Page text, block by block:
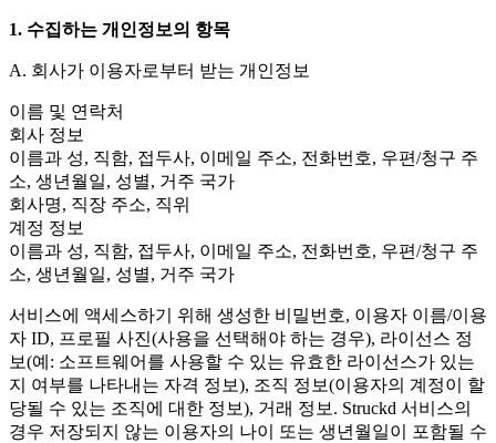
LiveOps
Post-launch insights and live game ops
User acquisition
Get discovered and acquire mobile users
In-App Purchase
Manage IAP across stores and D2C
Monetization
Connect players with the right games
Advertise with Unity
Monetize with Unity
Mobile Games
Build & grow mobile hits with Unity
Indie Games
Ship big games with small teams
Retail
Transform in-store experiences into online ones
Automotive
Boost innovation and in-car experiences
See all industries
Case studies
Best practice guides
Expert tips and tricks
Demos
Demos, samples, and building blocks
All resources
What's new
Blog
News
News, stories, and press center
Unity Awards
How-to Guides
Actionable tips and best practices
For students
Kickstart your career
For educators
Supercharge your teaching
Education Grant License
Bring Unity’s power to your institution
Certifications
Prove your Unity mastery
1. 수집하는 개인정보의 항목
A. 회사가 이용자로부터 받는 개인정보
이름 및 연락처
회사 정보
이름과 성, 직함, 접두사, 이메일 주소, 전화번호, 우편/청구 주
소, 생년월일, 성별, 거주 국가
회사명, 직장 주소, 직위
계정 정보
이름과 성, 직함, 접두사, 이메일 주소, 전화번호, 우편/청구 주
소, 생년월일, 성별, 거주 국가
서비스에 액세스하기 위해 생성한 비밀번호, 이용자 이름/이용
자 ID, 프로필 사진(사용을 선택해야 하는 경우), 라이선스 정
보(예: 소프트웨어를 사용할 수 있는 유효한 라이선스가 있는
지 여부를 나타내는 자격 정보), 조직 정보(이용자의 계정이 할
당될 수 있는 조직에 대한 정보), 거래 정보. Struckd 서비스의
경우 저장되지 않는 이용자의 나이 또는 생년월일이 포함될 수